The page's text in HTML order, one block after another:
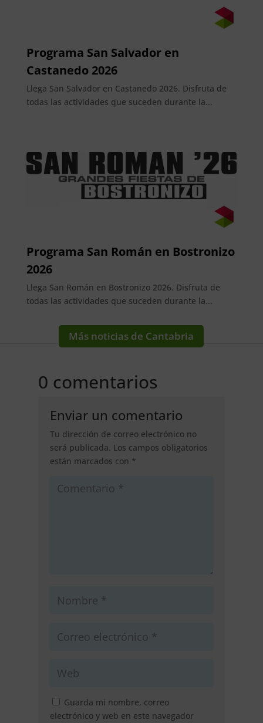
Programa San Salvador en
Castanedo 2026
Llega San Salvador en Castanedo 2026. Disfruta de
todas las actividades que suceden durante la...
Programa San Román en Bostronizo
2026
Llega San Román en Bostronizo 2026. Disfruta de
todas las actividades que suceden durante la...
Más noticias de Cantabria
0 comentarios
Enviar un comentario
Tu dirección de correo electrónico no
será publicada. Los campos obligatorios
están marcados con *
Guarda mi nombre, correo
electrónico y web en este navegador